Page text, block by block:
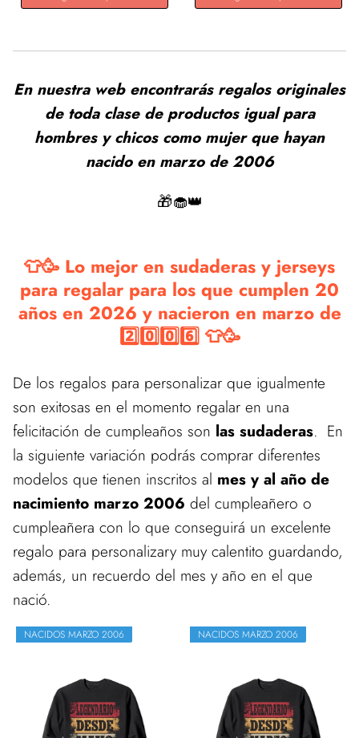
En nuestra web encontrarás regalos originales
de toda clase de productos igual para
hombres y chicos como mujer que hayan
nacido en marzo de 2006
🎁🧁👑
👕🥳 Lo mejor en sudaderas y jerseys
para regalar para los que cumplen 20
años en 2026 y nacieron en marzo de
2️⃣0️⃣0️⃣6️⃣ 👕🥳
De los regalos para personalizar que igualmente
son exitosas en el momento regalar en una
felicitación de cumpleaños son las sudaderas. En
la siguiente variación podrás comprar diferentes
modelos que tienen inscritos al mes y al año de
nacimiento marzo 2006 del cumpleañero o
cumpleañera con lo que conseguirá un excelente
regalo para personalizary muy calentito guardando,
además, un recuerdo del mes y año en el que
nació.
NACIDOS MARZO 2006 NACIDOS MARZO 2006